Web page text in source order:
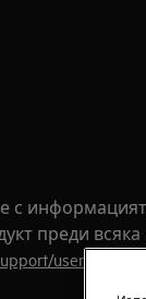
с
преди
user-manuals/